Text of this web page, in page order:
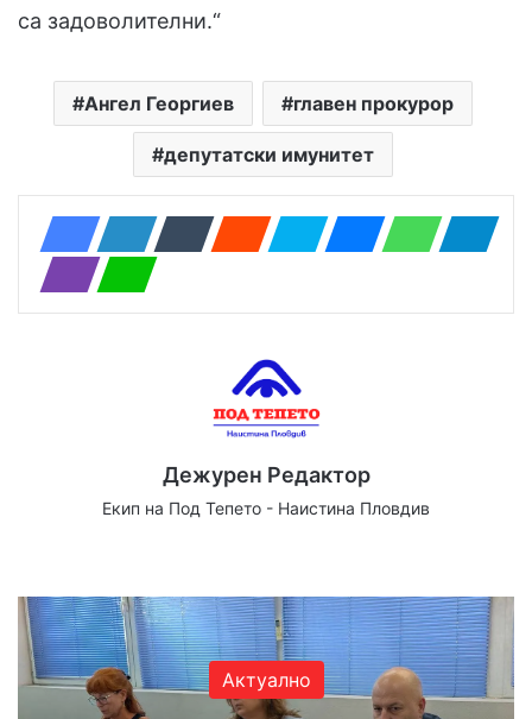
са задоволителни.“
Ангел Георгиев главен прокурор
депутатски имунитет
Дежурен Редактор
Екип на Под Тепето - Наистина Пловдив
Актуално